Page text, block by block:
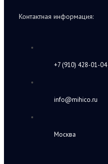
Контактная информация:
+7 (910) 428-01-04
info@mihico.ru
Москва